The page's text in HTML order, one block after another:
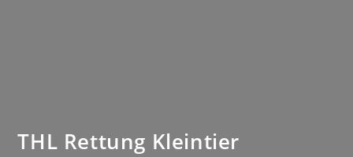
THL Rettung Kleintier